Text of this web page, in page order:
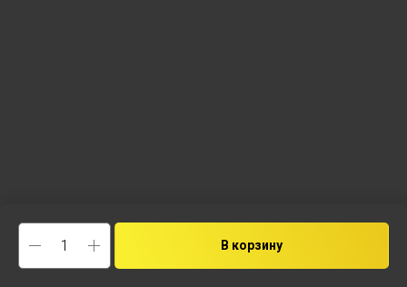
В корзину